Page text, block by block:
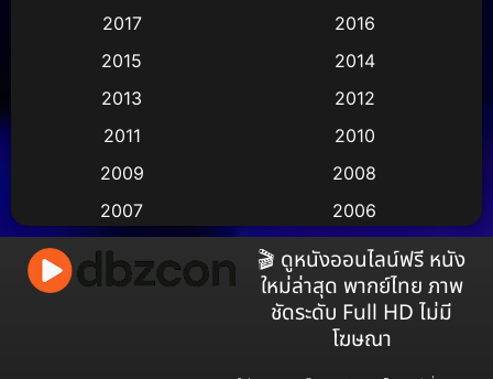
Based on a True Story สร้างจากเรื่องจริง(3)
Based on a True Story เรื่องจริง(38)
Based on a True Story เรื่องจริง(73)
2017
2016
2015
2014
2013
2012
2011
2010
2009
2008
2007
2006
2005
2004
2003
2002
2000
🎬 ดูหนังออนไลน์ฟรี หนัง
ใหม่ล่าสุด พากย์ไทย ภาพ
ชัดระดับ Full HD ไม่มี
โฆษณา